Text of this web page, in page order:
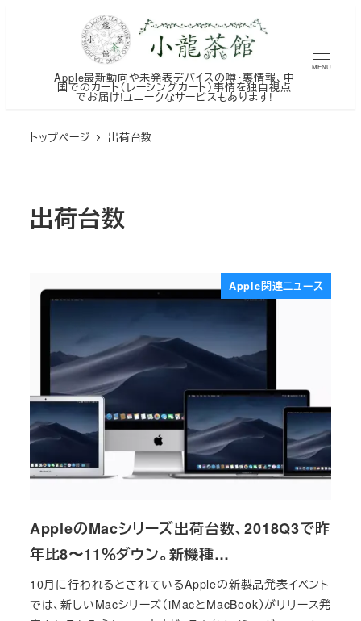
Apple最新動向や未発表デバイスの噂・裏情報、中
国でのカート（レーシングカート）事情を独自視点
でお届け!ユニークなサービスもあります!
MENU
トップページ 出荷台数
出荷台数
Apple関連ニュース
AppleのMacシリーズ出荷台数、2018Q3で昨
年比8〜11％ダウン。新機種…
10月に行われるとされているAppleの新製品発表イベント
では、新しいMacシリーズ（iMacとMacBook）がリリース発